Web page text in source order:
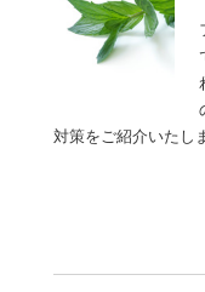
対策をご紹介いたし